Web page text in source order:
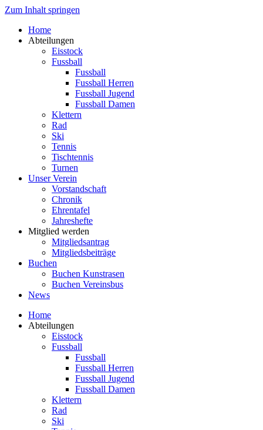
Zum Inhalt springen
Home
Abteilungen
Eisstock
Fussball
Fussball
Fussball Herren
Fussball Jugend
Fussball Damen
Klettern
Rad
Ski
Tennis
Tischtennis
Turnen
Unser Verein
Vorstandschaft
Chronik
Ehrentafel
Jahreshefte
Mitglied werden
Mitgliedsantrag
Mitgliedsbeiträge
Buchen
Buchen Kunstrasen
Buchen Vereinsbus
News
Home
Abteilungen
Eisstock
Fussball
Fussball
Fussball Herren
Fussball Jugend
Fussball Damen
Klettern
Rad
Ski